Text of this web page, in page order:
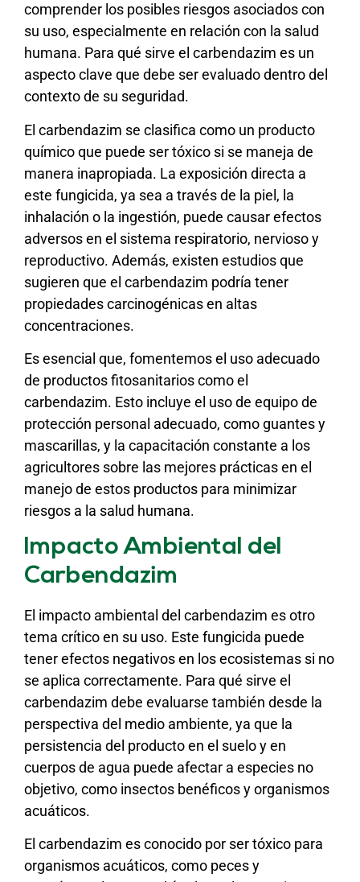
comprender los posibles riesgos asociados con
su uso, especialmente en relación con la salud
humana. Para qué sirve el carbendazim es un
aspecto clave que debe ser evaluado dentro del
contexto de su seguridad.
El carbendazim se clasifica como un producto
químico que puede ser tóxico si se maneja de
manera inapropiada. La exposición directa a
este fungicida, ya sea a través de la piel, la
inhalación o la ingestión, puede causar efectos
adversos en el sistema respiratorio, nervioso y
reproductivo. Además, existen estudios que
sugieren que el carbendazim podría tener
propiedades carcinogénicas en altas
concentraciones.
Es esencial que, fomentemos el uso adecuado
de productos fitosanitarios como el
carbendazim. Esto incluye el uso de equipo de
protección personal adecuado, como guantes y
mascarillas, y la capacitación constante a los
agricultores sobre las mejores prácticas en el
manejo de estos productos para minimizar
riesgos a la salud humana.
Impacto Ambiental del
Carbendazim
El impacto ambiental del carbendazim es otro
tema crítico en su uso. Este fungicida puede
tener efectos negativos en los ecosistemas si no
se aplica correctamente. Para qué sirve el
carbendazim debe evaluarse también desde la
perspectiva del medio ambiente, ya que la
persistencia del producto en el suelo y en
cuerpos de agua puede afectar a especies no
objetivo, como insectos benéficos y organismos
acuáticos.
El carbendazim es conocido por ser tóxico para
organismos acuáticos, como peces y